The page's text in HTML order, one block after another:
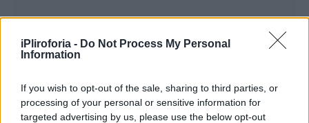
iPliroforia - Do Not Process My Personal
Information
If you wish to opt-out of the sale, sharing to third parties, or
processing of your personal or sensitive information for
targeted advertising by us, please use the below opt-out
Τσιμτσιλή